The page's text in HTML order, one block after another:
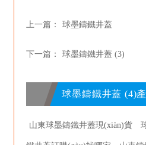
上一篇： 球墨鑄鐵井蓋
下一篇： 球墨鑄鐵井蓋 (3)
球墨鑄鐵井蓋 (4)
山東球墨鑄鐵井蓋現(xiàn)貨